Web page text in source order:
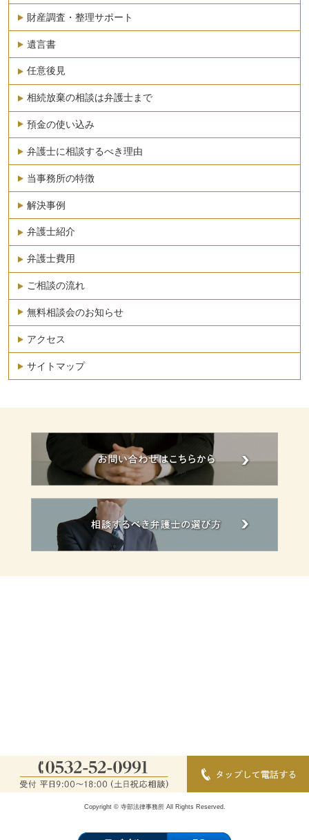
財産調査・整理サポート
遺言書
任意後見
相続放棄の相談は弁護士まで
預金の使い込み
弁護士に相談するべき理由
当事務所の特徴
解決事例
弁護士紹介
弁護士費用
ご相談の流れ
無料相談会のお知らせ
アクセス
サイトマップ
Copyright © 寺部法律事務所 All Rights Reserved.